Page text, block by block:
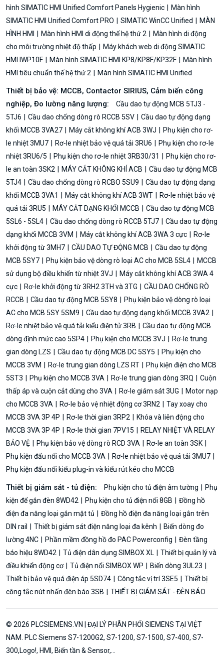
hình SIMATIC HMI Unified Comfort Panels Hygienic
Màn hình
SIMATIC HMI Unified Comfort PRO
SIMATIC WinCC Unified
MÀN
HÌNH HMI
Màn hình HMI di động thế hệ thứ 2
Màn hình di động
cho môi trường nhiệt độ thấp
Máy khách web di động SIMATIC
HMI IWP10F
Màn hình SIMATIC HMI KP8/KP8F/KP32F
Màn hình
HMI tiêu chuẩn thế hệ thứ 2
Màn hình SIMATIC HMI Unified
Thiết bị bảo vệ: MCCB, Contactor SIRIUS, Cảm biến công
nghiệp, Đo lường năng lượng:
Cầu dao tự động MCB 5TJ3 -
5TJ6
Cầu dao chống dòng rò RCCB 5SV
Cầu dao tự động dạng
khối MCCB 3VA27
Máy cắt không khí ACB 3WJ
Phụ kiện cho rơ-
le nhiệt 3MU7
Rơ-le nhiệt bảo vệ quá tải 3RU6
Phụ kiện cho rơ-le
nhiệt 3RU6/5
Phụ kiện cho rơ-le nhiệt 3RB30/31
Phụ kiện cho rơ-
le an toàn 3SK2
MÁY CẮT KHÔNG KHÍ ACB
Cầu dao tự động MCB
5TJ4
Cầu dao chống dòng rò RCBO 5SU9
Cầu dao tự động dạng
khối MCCB 3VA1
Máy cắt không khí ACB 3WT
Rơ-le nhiệt bảo vệ
quá tải 3RU5
MÁY CẮT DẠNG KHỐI MCCB
Cầu dao tự động MCB
5SL6 - 5SL4
Cầu dao chống dòng rò RCCB 5TJ7
Cầu dao tự động
dạng khối MCCB 3VM
Máy cắt không khí ACB 3WA 3 cực
Rơ-le
khởi động từ 3MH7
CẦU DAO TỰ ĐỘNG MCB
Cầu dao tự động
MCB 5SY7
Phụ kiện bảo vệ dòng rò loại AC cho MCB 5SL4
MCCB
sử dụng bộ điều khiển từ nhiệt 3VJ
Máy cắt không khí ACB 3WA 4
cực
Rơ-le khởi động từ 3RH2 3TH và 3TG
CẦU DAO CHỐNG RÒ
RCCB
Cầu dao tự động MCB 5SY8
Phụ kiện bảo vệ dòng rò loại
AC cho MCB 5SY 5SM9
Cầu dao tự động dạng khối MCCB 3VA2
Rơ-le nhiệt bảo vệ quá tải kiểu điện tử 3RB
Cầu dao tự động MCB
dòng định mức cao 5SP4
Phụ kiện cho MCCB 3VJ
Rơ-le trung
gian dòng LZS
Cầu dao tự động MCB DC 5SY5
Phụ kiện cho
MCCB 3VM
Rơ-le trung gian dòng LZS RT
Phụ kiện điện cho MCB
5ST3
Phụ kiện cho MCCB 3VA Rơ-le trung gian dòng 3RQ
Cuộn
thấp áp và cuộn cắt dùng cho 3VA
Rơ-le giám sát 3UG
Motor nạp
cho MCCB 3VA
Rơ-le bảo vệ nhiệt động cơ 3RN2
Tay xoay cho
MCCB 3VA 3P 4P
Rơ-le thời gian 3RP2
Khóa và liên động cho
MCCB 3VA 3P 4P
Rơ-le thời gian 7PV15
RELAY NHIỆT VÀ RELAY
BẢO VỆ
Phụ kiện bảo vệ dòng rò RCD 3VA
Rơ-le an toàn 3SK
Phụ kiện đấu nối cho MCCB 3VA
Rơ-le nhiệt bảo vệ quá tải 3MU7
Phụ kiện đấu nối kiểu plug-in và kiểu rút kéo cho MCCB
Thiết bị giám sát - tủ điện: Phụ kiện cho tủ điện âm tường
Phụ
kiện để gắn đèn 8WD42
Phụ kiện cho tủ điện nổi 8GB
Đồng hồ
điện đa năng loại gắn mặt tủ
Đồng hồ điện đa năng loại gắn trên
DIN rail
Thiết bị giám sát điện năng loại đa kênh
Biến dòng đo
lường 4NC
Phần mềm đồng hồ đo PAC Powerconfig
Đèn tầng
báo hiệu 8WD42
Tủ điện dân dụng SIMBOX XL
Thiết bị quản lý và
điều khiển động cơ
Tủ điện nổi SIMBOX WP
Biến dòng 3UL23
Thiết bị bảo vệ quá điện áp 5SD74
Công tắc vị trí 3SE5
Thiết bị
công tắc nút nhấn đèn báo 3SB
THIẾT BỊ GIÁM SÁT - ĐÈN BÁO
© 2026 PLCSIEMENS.VN | ĐẠI LÝ PHÂN PHỐI SIEMENS TẠI VIỆT
NAM. PLC Siemens S7-1200G2, S7-1200, S7-1500, S7-400, S7-
300,Logo!, HMI, Biến tần & Sensor,...